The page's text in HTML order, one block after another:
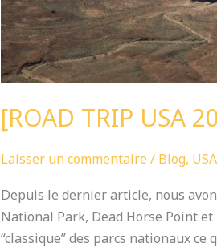
[ROAD TRIP USA
Laisser un commentaire / Blog,
Depuis le dernier article, nous
National Park, Dead Horse Point
“classique” des parcs nationaux